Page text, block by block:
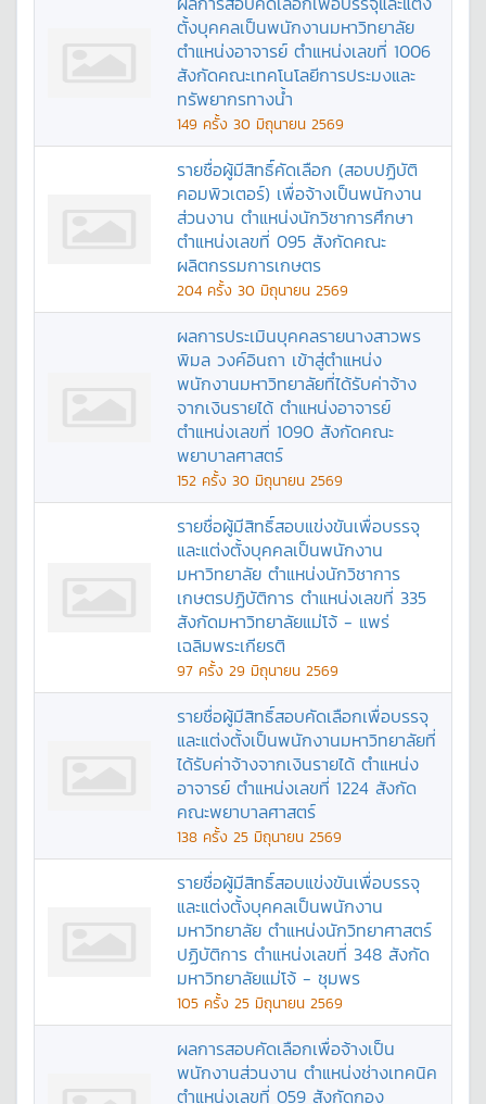
ตั้งบุคคลเป็นพนักงานมหาวิทยาลัย
ตำแหน่งอาจารย์ ตำแหน่งเลขที่ 1006
สังกัดคณะเทคโนโลยีการประมงและ
ทรัพยากรทางน้ำ
149 ครั้ง 30 มิถุนายน 2569
รายชื่อผู้มีสิทธิ์คัดเลือก (สอบปฏิบัติ
คอมพิวเตอร์) เพื่อจ้างเป็นพนักงาน
ส่วนงาน ตำแหน่งนักวิชาการศึกษา
ตำแหน่งเลขที่ 095 สังกัดคณะ
ผลิตกรรมการเกษตร
204 ครั้ง 30 มิถุนายน 2569
ผลการประเมินบุคคลรายนางสาวพร
พิมล วงค์อินถา เข้าสู่ตำแหน่ง
พนักงานมหาวิทยาลัยที่ได้รับค่าจ้าง
จากเงินรายได้ ตำแหน่งอาจารย์
ตำแหน่งเลขที่ 1090 สังกัดคณะ
พยาบาลศาสตร์
152 ครั้ง 30 มิถุนายน 2569
รายชื่อผู้มีสิทธิ์สอบแข่งขันเพื่อบรรจุ
และแต่งตั้งบุคคลเป็นพนักงาน
มหาวิทยาลัย ตำแหน่งนักวิชาการ
เกษตรปฏิบัติการ ตำแหน่งเลขที่ 335
สังกัดมหาวิทยาลัยแม่โจ้ - แพร่
เฉลิมพระเกียรติ
97 ครั้ง 29 มิถุนายน 2569
รายชื่อผู้มีสิทธิ์สอบคัดเลือกเพื่อบรรจุ
และแต่งตั้งเป็นพนักงานมหาวิทยาลัยที่
ได้รับค่าจ้างจากเงินรายได้ ตำแหน่ง
อาจารย์ ตำแหน่งเลขที่ 1224 สังกัด
คณะพยาบาลศาสตร์
138 ครั้ง 25 มิถุนายน 2569
รายชื่อผู้มีสิทธิ์สอบแข่งขันเพื่อบรรจุ
และแต่งตั้งบุคคลเป็นพนักงาน
มหาวิทยาลัย ตำแหน่งนักวิทยาศาสตร์
ปฏิบัติการ ตำแหน่งเลขที่ 348 สังกัด
มหาวิทยาลัยแม่โจ้ - ชุมพร
105 ครั้ง 25 มิถุนายน 2569
ผลการสอบคัดเลือกเพื่อจ้างเป็น
พนักงานส่วนงาน ตำแหน่งช่างเทคนิค
ตำแหน่งเลขที่ 059 สังกัดกอง